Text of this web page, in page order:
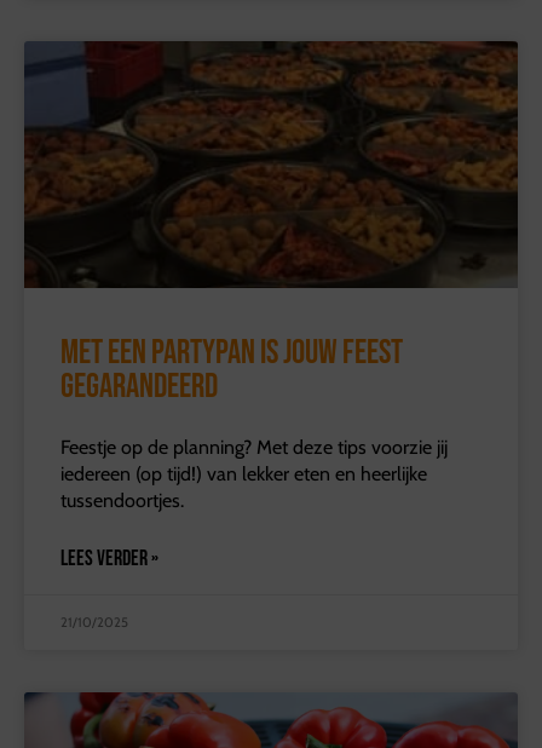
Met een partypan is jouw feest
gegarandeerd
Feestje op de planning? Met deze tips voorzie jij
iedereen (op tijd!) van lekker eten en heerlijke
tussendoortjes.
LEES VERDER »
21/10/2025